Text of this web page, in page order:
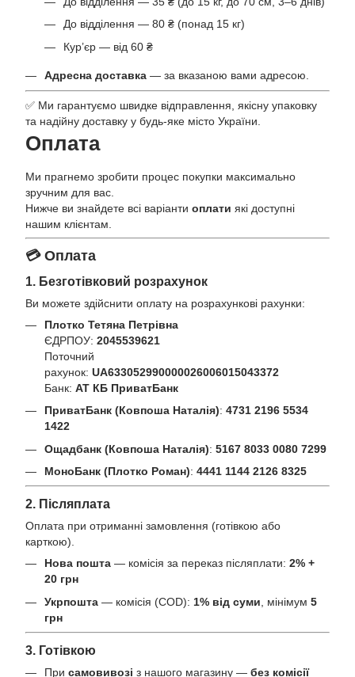
До відділення — 80 ₴ (понад 15 кг)
Кур’єр — від 60 ₴
Адресна доставка — за вказаною вами адресою.
✅ Ми гарантуємо швидке відправлення, якісну упаковку
та надійну доставку у будь-яке місто України.
Оплата
Ми прагнемо зробити процес покупки максимально
зручним для вас.
Нижче ви знайдете всі варіанти оплати які доступні
нашим клієнтам.
💳 Оплата
1. Безготівковий розрахунок
Ви можете здійснити оплату на розрахункові рахунки:
Плотко Тетяна Петрівна
ЄДРПОУ: 2045539621
Поточний
рахунок: UA633052990000026006015043372
Банк: АТ КБ ПриватБанк
ПриватБанк (Ковпоша Наталія): 4731 2196 5534
1422
Ощадбанк (Ковпоша Наталія): 5167 8033 0080 7299
МоноБанк (Плотко Роман): 4441 1144 2126 8325
2. Післяплата
Оплата при отриманні замовлення (готівкою або
карткою).
Нова пошта — комісія за переказ післяплати: 2% +
20 грн
Укрпошта — комісія (COD): 1% від суми , мінімум 5
грн
3. Готівкою
При самовивозі з нашого магазину — без комісії